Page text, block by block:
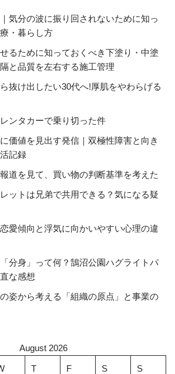
気分の波に振り回されないために知っ
・暮らし方
るために知っておくべき下塗り・中塗
と品質を左右する施工管理
抜け出したい30代へ!厚肌をやわらげる
ンタカーで乗り切った件
価値を見出す発信｜双極性障害と向き
記録
道を見て、買い物の判断基準を考えた
ットは兄弟で共用できる？気になる疑
愛傾向と浮気に向かいやすい心理の違
分身」って何？鵠沼公園ハグライトパ
な感想
姿から考える「組織の原点」と事業の
August 2026
T F S S